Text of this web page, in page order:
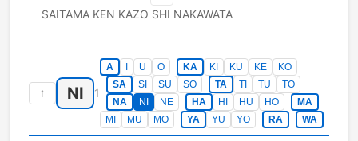
SAITAMA KEN KAZO SHI NAKAWATA
↑ NI 1
A U O KA KI KU KE
KO
SA
SI SU SO TA TI TU
TO
NA
NI NE HA HI HU HO
MA
MI
MU MO YA YU YO RA WA